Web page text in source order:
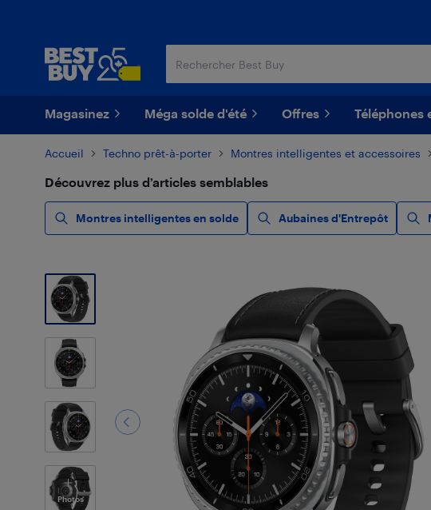
Magasinez Méga solde d'été Offres Téléphones
Accueil Techno prêt-à-porter Montres intelligentes et accessoires
Découvrez plus d’articles semblables
Montres intelligentes en solde Aubaines d'Entrepôt
1
Photos